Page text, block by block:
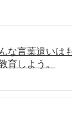
な言葉遣いは
育しよう。